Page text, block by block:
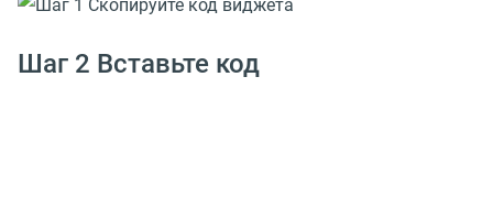
Шаг 2 Вставьте код